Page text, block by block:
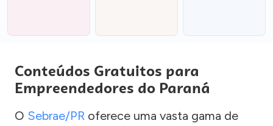
Conteúdos Gratuitos para
Empreendedores do Paraná
O Sebrae/PR oferece uma vasta gama de